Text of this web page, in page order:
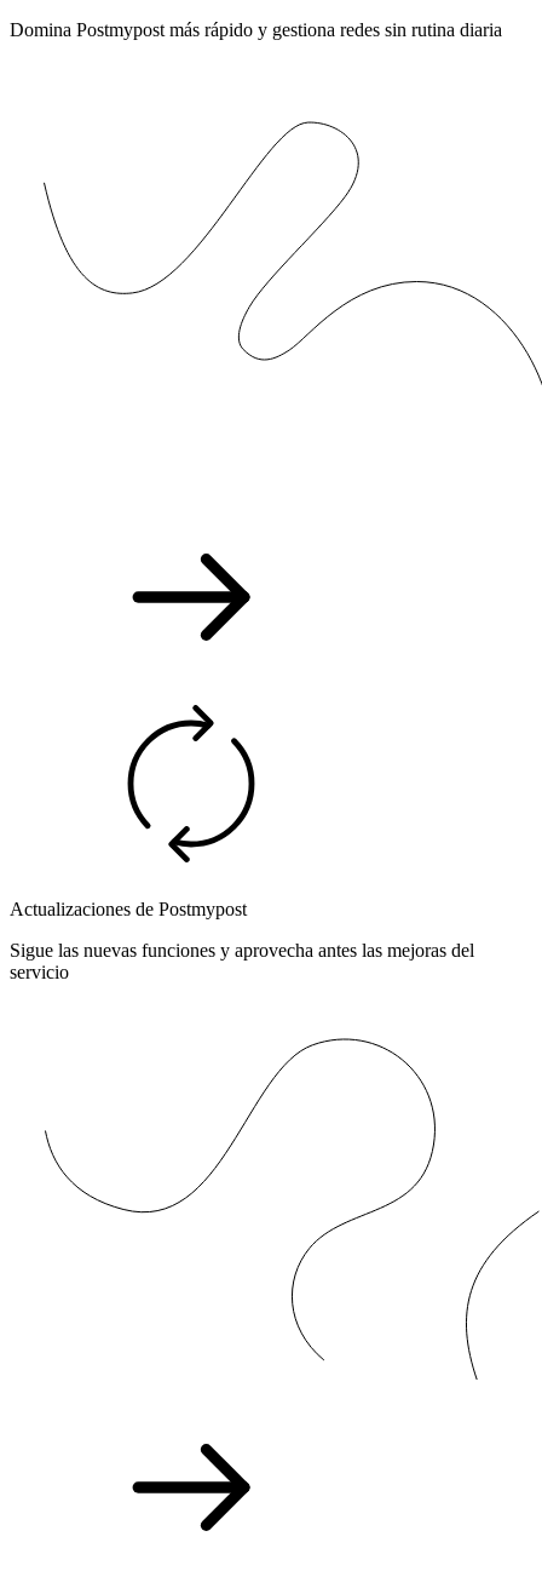
Domina Postmypost más rápido y gestiona redes sin rutina diaria
Actualizaciones de Postmypost
Sigue las nuevas funciones y aprovecha antes las mejoras del
servicio